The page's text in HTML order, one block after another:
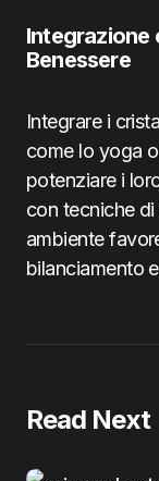
Integrazione
Benessere
Integrare i
come lo yoga
potenziare i
con tecniche di
ambiente
bilanciamento
Read Next